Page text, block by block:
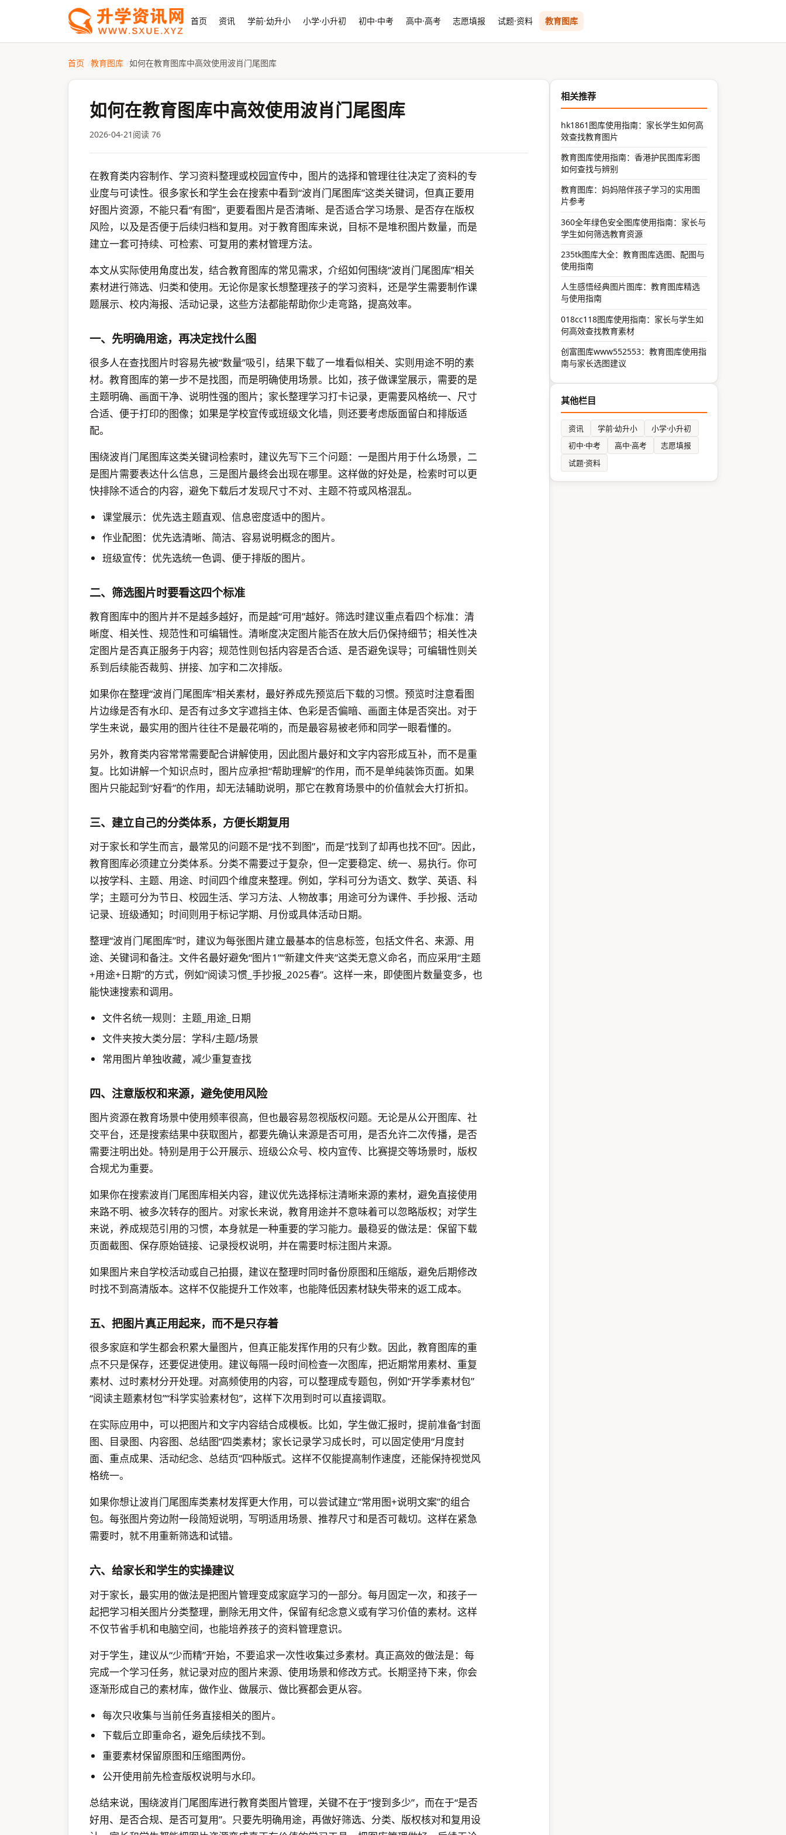
首页 资讯 学前·幼升小 小学·小升初 初中·中考 高中·高考 志愿填报 试题·资料 教育图库
首页 教育图库 如何在教育图库中高效使用波肖门尾图库
如何在教育图库中高效使用波肖门尾图库
2026-04-21 阅读 76
在教育类内容制作、学习资料整理或校园宣传中，图片的选择和管理往往决定了资料的专
业度与可读性。很多家长和学生会在搜索中看到“波肖门尾图库”这类关键词，但真正要用
好图片资源，不能只看“有图”，更要看图片是否清晰、是否适合学习场景、是否存在版权
风险，以及是否便于后续归档和复用。对于教育图库来说，目标不是堆积图片数量，而是
建立一套可持续、可检索、可复用的素材管理方法。
本文从实际使用角度出发，结合教育图库的常见需求，介绍如何围绕“波肖门尾图库”相关
素材进行筛选、归类和使用。无论你是家长想整理孩子的学习资料，还是学生需要制作课
题展示、校内海报、活动记录，这些方法都能帮助你少走弯路，提高效率。
一、先明确用途，再决定找什么图
很多人在查找图片时容易先被“数量”吸引，结果下载了一堆看似相关、实则用途不明的素
材。教育图库的第一步不是找图，而是明确使用场景。比如，孩子做课堂展示，需要的是
主题明确、画面干净、说明性强的图片；家长整理学习打卡记录，更需要风格统一、尺寸
合适、便于打印的图像；如果是学校宣传或班级文化墙，则还要考虑版面留白和排版适
配。
围绕波肖门尾图库这类关键词检索时，建议先写下三个问题：一是图片用于什么场景，二
是图片需要表达什么信息，三是图片最终会出现在哪里。这样做的好处是，检索时可以更
快排除不适合的内容，避免下载后才发现尺寸不对、主题不符或风格混乱。
课堂展示：优先选主题直观、信息密度适中的图片。
作业配图：优先选清晰、简洁、容易说明概念的图片。
班级宣传：优先选统一色调、便于排版的图片。
二、筛选图片时要看这四个标准
教育图库中的图片并不是越多越好，而是越“可用”越好。筛选时建议重点看四个标准：清
晰度、相关性、规范性和可编辑性。清晰度决定图片能否在放大后仍保持细节；相关性决
定图片是否真正服务于内容；规范性则包括内容是否合适、是否避免误导；可编辑性则关
系到后续能否裁剪、拼接、加字和二次排版。
如果你在整理“波肖门尾图库”相关素材，最好养成先预览后下载的习惯。预览时注意看图
片边缘是否有水印、是否有过多文字遮挡主体、色彩是否偏暗、画面主体是否突出。对于
学生来说，最实用的图片往往不是最花哨的，而是最容易被老师和同学一眼看懂的。
另外，教育类内容常常需要配合讲解使用，因此图片最好和文字内容形成互补，而不是重
复。比如讲解一个知识点时，图片应承担“帮助理解”的作用，而不是单纯装饰页面。如果
图片只能起到“好看”的作用，却无法辅助说明，那它在教育场景中的价值就会大打折扣。
三、建立自己的分类体系，方便长期复用
对于家长和学生而言，最常见的问题不是“找不到图”，而是“找到了却再也找不回”。因此，
教育图库必须建立分类体系。分类不需要过于复杂，但一定要稳定、统一、易执行。你可
以按学科、主题、用途、时间四个维度来整理。例如，学科可分为语文、数学、英语、科
学；主题可分为节日、校园生活、学习方法、人物故事；用途可分为课件、手抄报、活动
记录、班级通知；时间则用于标记学期、月份或具体活动日期。
整理“波肖门尾图库”时，建议为每张图片建立最基本的信息标签，包括文件名、来源、用
途、关键词和备注。文件名最好避免“图片1”“新建文件夹”这类无意义命名，而应采用“主题
+用途+日期”的方式，例如“阅读习惯_手抄报_2025春”。这样一来，即使图片数量变多，也
能快速搜索和调用。
文件名统一规则：主题_用途_日期
文件夹按大类分层：学科/主题/场景
常用图片单独收藏，减少重复查找
四、注意版权和来源，避免使用风险
图片资源在教育场景中使用频率很高，但也最容易忽视版权问题。无论是从公开图库、社
交平台，还是搜索结果中获取图片，都要先确认来源是否可用，是否允许二次传播，是否
需要注明出处。特别是用于公开展示、班级公众号、校内宣传、比赛提交等场景时，版权
合规尤为重要。
如果你在搜索波肖门尾图库相关内容，建议优先选择标注清晰来源的素材，避免直接使用
来路不明、被多次转存的图片。对家长来说，教育用途并不意味着可以忽略版权；对学生
来说，养成规范引用的习惯，本身就是一种重要的学习能力。最稳妥的做法是：保留下载
页面截图、保存原始链接、记录授权说明，并在需要时标注图片来源。
如果图片来自学校活动或自己拍摄，建议在整理时同时备份原图和压缩版，避免后期修改
时找不到高清版本。这样不仅能提升工作效率，也能降低因素材缺失带来的返工成本。
五、把图片真正用起来，而不是只存着
很多家庭和学生都会积累大量图片，但真正能发挥作用的只有少数。因此，教育图库的重
点不只是保存，还要促进使用。建议每隔一段时间检查一次图库，把近期常用素材、重复
素材、过时素材分开处理。对高频使用的内容，可以整理成专题包，例如“开学季素材包”
“阅读主题素材包”“科学实验素材包”，这样下次用到时可以直接调取。
在实际应用中，可以把图片和文字内容结合成模板。比如，学生做汇报时，提前准备“封面
图、目录图、内容图、总结图”四类素材；家长记录学习成长时，可以固定使用“月度封
面、重点成果、活动纪念、总结页”四种版式。这样不仅能提高制作速度，还能保持视觉风
格统一。
如果你想让波肖门尾图库类素材发挥更大作用，可以尝试建立“常用图+说明文案”的组合
包。每张图片旁边附一段简短说明，写明适用场景、推荐尺寸和是否可裁切。这样在紧急
需要时，就不用重新筛选和试错。
六、给家长和学生的实操建议
对于家长，最实用的做法是把图片管理变成家庭学习的一部分。每月固定一次，和孩子一
起把学习相关图片分类整理，删除无用文件，保留有纪念意义或有学习价值的素材。这样
不仅节省手机和电脑空间，也能培养孩子的资料管理意识。
对于学生，建议从“少而精”开始，不要追求一次性收集过多素材。真正高效的做法是：每
完成一个学习任务，就记录对应的图片来源、使用场景和修改方式。长期坚持下来，你会
逐渐形成自己的素材库，做作业、做展示、做比赛都会更从容。
每次只收集与当前任务直接相关的图片。
下载后立即重命名，避免后续找不到。
重要素材保留原图和压缩图两份。
公开使用前先检查版权说明与水印。
总结来说，围绕波肖门尾图库进行教育类图片管理，关键不在于“搜到多少”，而在于“是否
好用、是否合规、是否可复用”。只要先明确用途，再做好筛选、分类、版权核对和复用设
相关推荐
hk1861图库使用指南：家长学生如何高
效查找教育图片
教育图库使用指南：香港护民图库彩图
如何查找与辨别
教育图库：妈妈陪伴孩子学习的实用图
片参考
360全年绿色安全图库使用指南：家长与
学生如何筛选教育资源
235tk图库大全：教育图库选图、配图与
使用指南
人生感悟经典图片图库：教育图库精选
与使用指南
018cc118图库使用指南：家长与学生如
何高效查找教育素材
创富图库www552553：教育图库使用指
南与家长选图建议
其他栏目
资讯 学前·幼升小
小学·小升初
初中·中考
高中·高考
志愿填报
试题·资料